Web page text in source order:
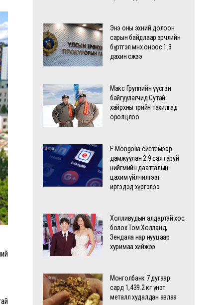
Энэ оны эхний долоон
сарын байдлаар зөрчлийн
бүртгэл өмнөх оноос 1.3
дахин өсжээ
Макс Группийн үүсгэн
байгуулагчид Сутай
хайрхны төрийн тахилгад
оролцлоо
E-Mongolia системээр
дамжуулан 2.9 сая гаруй
нийгмийн даатгалын
цахим үйлчилгээг
иргэдэд хүргэлээ
Холливудын алдартай хос
болох Том Холланд,
Зендаяа нар нууцаар
хуримаа хийжээ
Монголбанк 7 дугаар
сард 1,439.2 кг үнэт
металл худалдан авлаа